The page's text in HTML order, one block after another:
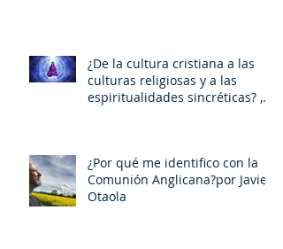
¿De la cultura cristiana a las
culturas religiosas y a las
espiritualidades sincréticas? ,
¿Por qué me identifico con la
Comunión Anglicana?por Javier
Otaola